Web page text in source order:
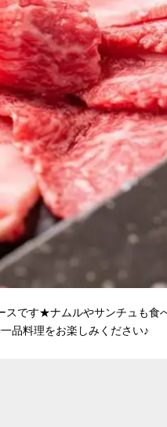
スです★ナムルやサンチュも食
品料理をお楽しみください♪